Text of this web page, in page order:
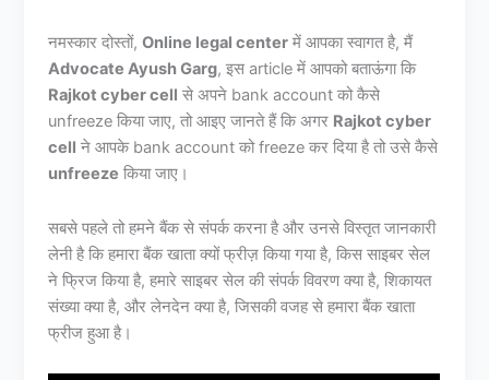
नमस्कार दोस्तों,Online legal center में आपका स्वागत है, मैं
Advocate Ayush Garg, इस article में आपको बताऊंगा कि
Rajkot cyber cell से अपने bank account को कैसे
unfreeze किया जाए, तो आइए जानते हैं कि अगर Rajkot cyber
cell ने आपके bank account को freeze कर दिया है तो उसे कैसे
unfreeze किया जाए।
सबसे पहले तो हमने बैंक से संपर्क करना है और उनसे विस्तृत जानकारी
लेनी है कि हमारा बैंक खाता क्यों फ्रीज़ किया गया है, किस साइबर सेल
ने फ्रिज किया है, हमारे साइबर सेल की संपर्क विवरण क्या है, शिकायत
संख्या क्या है, और लेनदेन क्या है, जिसकी वजह से हमारा बैंक खाता
फ्रीज हुआ है।